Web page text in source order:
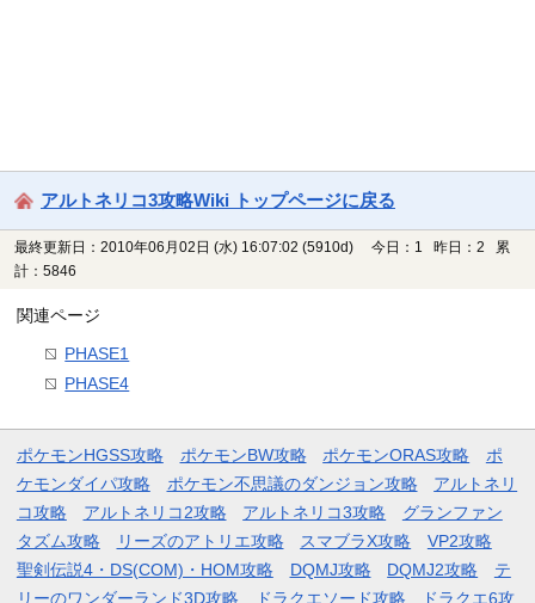
アルトネリコ3攻略Wiki トップページに戻る
最終更新日：2010年06月02日 (水) 16:07:02 (5910d)
今日：1 昨日：2 累
計：5846
関連ページ
PHASE1
PHASE4
ポケモンHGSS攻略 ポケモンBW攻略 ポケモンORAS攻略
ポ
ケモンダイパ攻略
ポケモン不思議のダンジョン攻略
アルトネリ
コ攻略
アルトネリコ2攻略 アルトネリコ3攻略
グランファン
タズム攻略
リーズのアトリエ攻略 スマブラX攻略
VP2攻略
聖剣伝説4・DS(COM)・HOM攻略
DQMJ攻略 DQMJ2攻略
テ
リーのワンダーランド3D攻略
ドラクエソード攻略 ドラクエ6攻